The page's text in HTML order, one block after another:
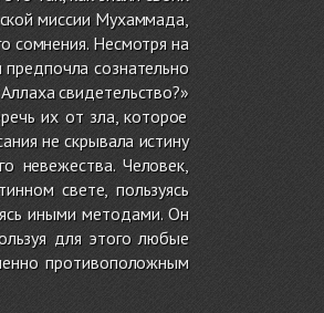
миссии Мухаммада,
сомнения. Несмотря на
предпочла сознательно
свидетельство?»
их от зла, которое
не скрывала истину
невежества. Человек,
свете, пользуясь
иными методами. Он
для этого любые
противоположным